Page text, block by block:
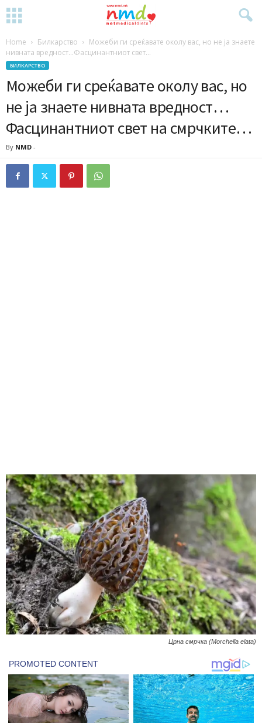
Home Билкарство
Можеби ги среќавате околу вас, но не ја знаете
нивната вредност…Фасцинантниот свет...
БИЛКАРСТВО
Можеби ги среќавате околу вас, но
не ја знаете нивната вредност…
Фасцинантниот свет на смрчките…
By NMD -
Црна смрчка (Morchella elata)